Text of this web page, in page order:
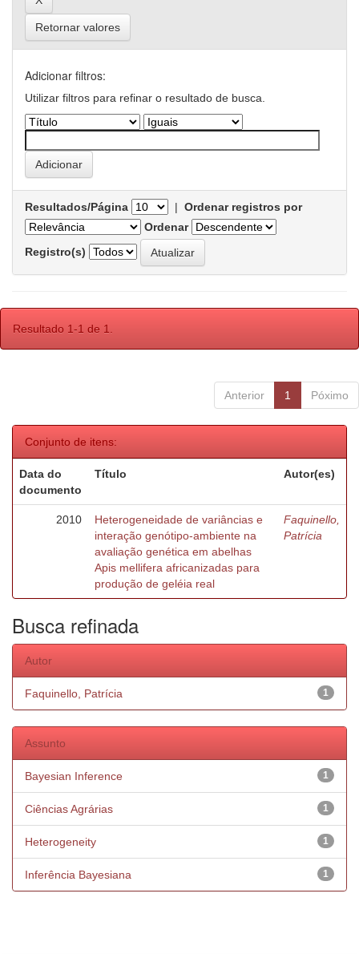
Retornar valores
Adicionar filtros:
Utilizar filtros para refinar o resultado de busca.
Resultados/Página | Ordenar registros por
Ordenar
Registro(s)
Resultado 1-1 de 1.
Anterior 1 Póximo
Conjunto de itens:
Data do
documento
Título Autor(es)
2010
Heterogeneidade de variâncias e
interação genótipo-ambiente na
avaliação genética em abelhas
Apis mellifera africanizadas para
produção de geléia real
Faquinello,
Patrícia
Busca refinada
Autor
1
Faquinello, Patrícia
Assunto
1
Bayesian Inference
1
Ciências Agrárias
1
Heterogeneity
1
Inferência Bayesiana